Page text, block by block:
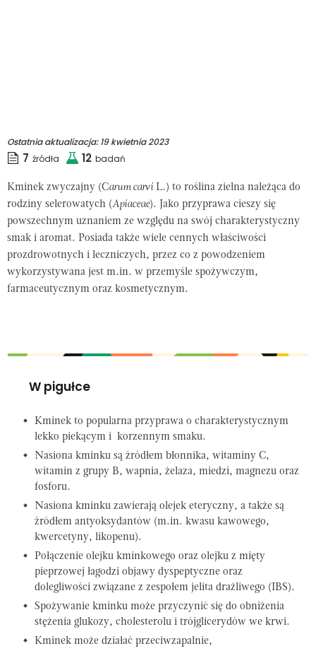
Ostatnia aktualizacja:19 kwietnia 2023
7 źródła 12 badań
Kminek zwyczajny (Carum carvi L.) to roślina zielna należąca do
rodziny selerowatych (Apiaceae). Jako przyprawa cieszy się
powszechnym uznaniem ze względu na swój charakterystyczny
smak i aromat. Posiada także wiele cennych właściwości
prozdrowotnych i leczniczych, przez co z powodzeniem
wykorzystywana jest m.in. w przemyśle spożywczym,
farmaceutycznym oraz kosmetycznym.
W pigułce
Kminek to popularna przyprawa o charakterystycznym
lekko piekącym i korzennym smaku.
Nasiona kminku są źródłem błonnika, witaminy C,
witamin z grupy B, wapnia, żelaza, miedzi, magnezu oraz
fosforu.
Nasiona kminku zawierają olejek eteryczny, a także są
źródłem antyoksydantów (m.in. kwasu kawowego,
kwercetyny, likopenu).
Połączenie olejku kminkowego oraz olejku z mięty
pieprzowej łagodzi objawy dyspeptyczne oraz
dolegliwości związane z zespołem jelita drażliwego (IBS).
Spożywanie kminku może przyczynić się do obniżenia
stężenia glukozy, cholesterolu i trójglicerydów we krwi.
Kminek może działać przeciwzapalnie,